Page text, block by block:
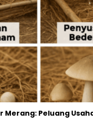
Merang: Peluang